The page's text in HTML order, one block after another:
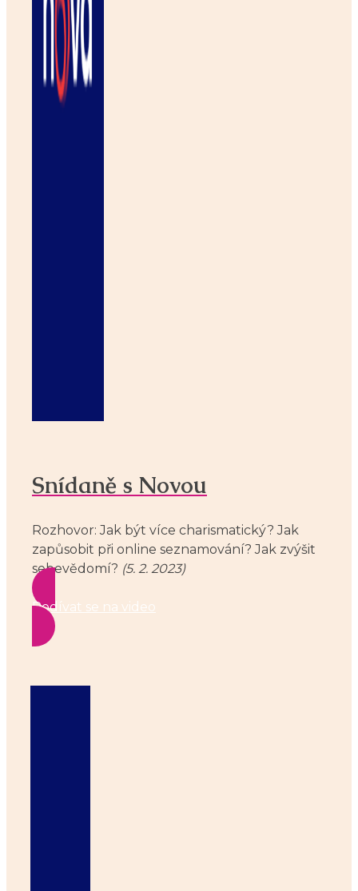
Snídaně s Novou
Rozhovor: Jak být více charismatický? Jak
zapůsobit při online seznamování? Jak zvýšit
sebevědomí? (5. 2. 2023)
Podívat se na video